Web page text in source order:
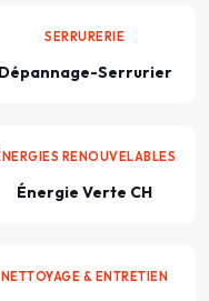
SERRURERIE
Dépannage-Serrurier
RENOUVELABLES
Énergie Verte CH
NETTOYAGE & ENTRETIEN